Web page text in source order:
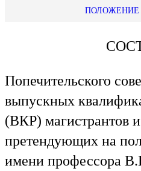
ПОЛОЖЕНИЕ
Попечительского
выпускных
(ВКР) магистрантов
претендующих на
имени профессора